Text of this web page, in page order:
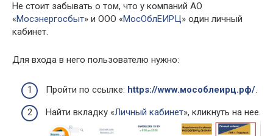
Не стоит забывать о том, что у компаний АО
«Мосэнергосбыт» и ООО «МосОблЕИРЦ» один личный
кабинет.
Для входа в него пользователю нужно:
Пройти по ссылке: https://www.мособлеирц.рф/.
Найти вкладку «Личный кабинет», кликнуть на нее.